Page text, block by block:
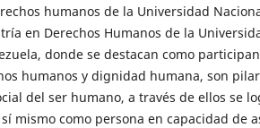
humanos de la Universidad
en Derechos Humanos de la
donde se destacan como
humanos y dignidad humana, son
del ser humano, a través de ellos se
mismo como persona en capacidad de